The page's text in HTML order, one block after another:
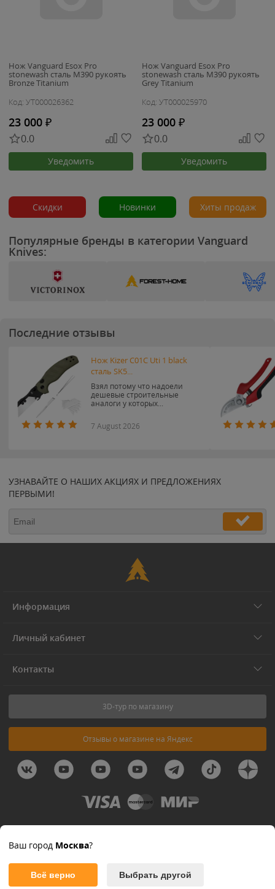
Похоже, ваша корзина переполнена!
Нож Vanguard Esox Pro
stonewash сталь M390 рукоять
Bronze Titanium
Код: УТ000026362
23 000 ₽
0.0
Уведомить
Нож Vanguard Esox Pro
stonewash сталь M390 рукоять
Grey Titanium
Код: УТ000025970
23 000 ₽
0.0
Уведомить
Скидки Новинки Хиты продаж
Популярные бренды в категории Vanguard
Knives:
Последние отзывы
Нож Kizer C01C Uti 1 black
сталь SK5...
Взял потому что надоели
дешевые строительные
аналоги у которых...
7 August 2026
УЗНАВАЙТЕ О НАШИХ АКЦИЯХ И ПРЕДЛОЖЕНИЯХ
ПЕРВЫМИ!
Информация
Личный кабинет
Контакты
3D-тур по магазину
Отзывы о магазине на Яндекс
Ваш город Москва?